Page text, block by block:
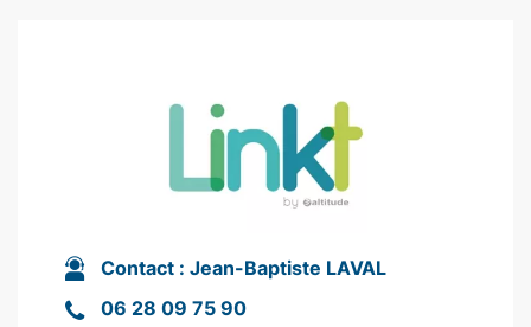
Contact : Jean-Baptiste LAVAL
06 28 09 75 90